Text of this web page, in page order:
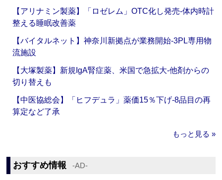
【アリナミン製薬】「ロゼレム」OTC化し発売‐体内時計
整える睡眠改善薬
【バイタルネット】神奈川新拠点が業務開始‐3PL専用物
流施設
【大塚製薬】新規IgA腎症薬、米国で急拡大‐他剤からの
切り替えも
【中医協総会】「ヒフデュラ」薬価15％下げ‐8品目の再
算定など了承
もっと見る »
おすすめ情報 ‐AD‐